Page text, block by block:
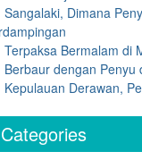
Sangalaki, Dimana
Terpaksa Bermalam di
Berbaur dengan Penyu
Kepulauan Derawan,
Categories